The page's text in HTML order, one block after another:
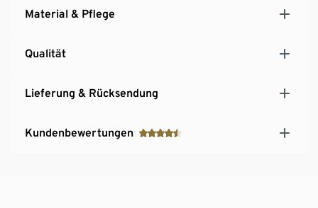
Material & Pflege
Qualität
Lieferung & Rücksendung
Kundenbewertungen